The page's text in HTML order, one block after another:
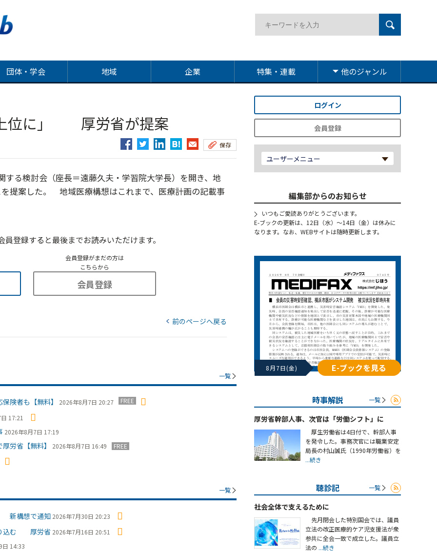
団体・学会 地域 企業 特集・連載 他のジャンル
位に」 厚労省が提案
保存
る検討会（座長＝遠藤久夫・学習院大学長）を開き、地
提案した。 地域医療構想はこれまで、医療計画の記載事
登録すると最後までお読みいただけます。
会員登録がまだの方は
こちらから
会員登録
前のページへ戻る
一覧
険者も【無料】 2026年8月7日 20:27 FREE
17:21
2026年8月7日 17:19
労省【無料】 2026年8月7日 16:49 FREE
一覧
新構想で通知 2026年7月30日 20:23
り込む 厚労省 2026年7月16日 20:51
日 14:33
ログイン
会員登録
ユーザーメニュー
編集部からのお知らせ
いつもご愛読ありがとうございます。
E-ブックの更新は、12日（水）～14日（金）は休みに
なります。なお、WEBサイトは随時更新します。
8月7日(金) E-ブックを見る
時事解説 一覧
厚労省幹部人事、次官は「労働シフト」に
厚生労働省は4日付で、幹部人事
を発令した。事務次官には職業安定
局長の村山誠氏（1990年労働省）を
...続き
聴診記 一覧
社会全体で支えるために
先月閉会した特別国会では、議員
立法の改正医療的ケア児支援法が衆
参共に全会一致で成立した。議員立
法の ...続き